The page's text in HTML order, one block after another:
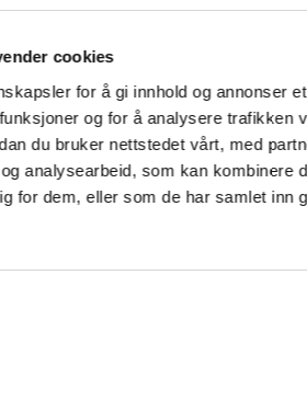
cookies
for å gi innhold og annonser
og for å analysere trafikken
du bruker nettstedet vårt, med
analysearbeid, som kan kombinere
for dem, eller som de har samlet inn
innovative løsninger som